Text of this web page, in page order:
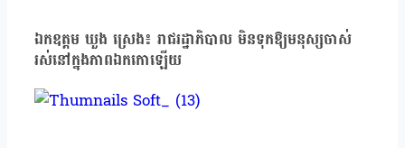
ឯកឧត្ដម ឃួង ស្រេង៖ រាជរដ្ឋាភិបាល មិនទុកឱ្យមនុស្សចាស់
រស់នៅក្នុងភាពឯកកោឡើយ